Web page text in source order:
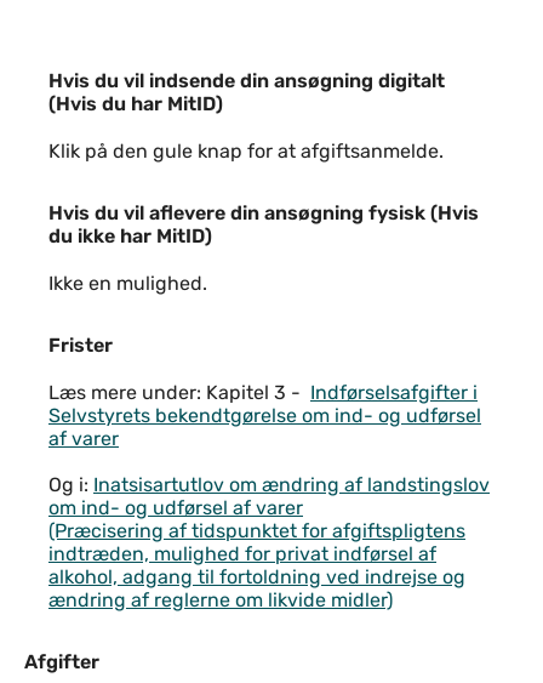
Hvis du vil indsende din ansøgning
Hvis du vil indsende din ansøgning digitalt
(Hvis du har MitID)
Klik på den gule knap for at afgiftsanmelde.
Hvis du vil aflevere din ansøgning
Hvis du vil aflevere din ansøgning fysisk (Hvis
du ikke har MitID)
Ikke en mulighed.
Frister
Frister
Læs mere under: Kapitel 3 - Indførselsafgifter i
Selvstyrets bekendtgørelse om ind- og udførsel
af varer
Og i: Inatsisartutlov om ændring af landstingslov
om ind- og udførsel af varer
(Præcisering af tidspunktet for afgiftspligtens
indtræden, mulighed for privat indførsel af
alkohol, adgang til fortoldning ved indrejse og
ændring af reglerne om likvide midler)
Afgifter